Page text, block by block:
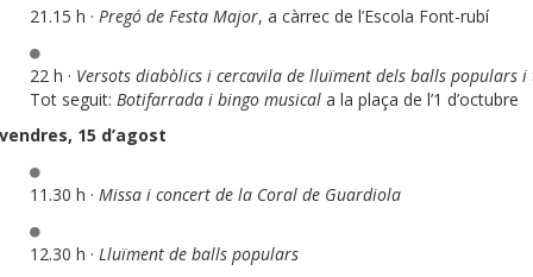
21.15 h ·Pregó de Festa Major, a càrrec de l’Escola Font-rubí
22 h · Versots diabòlics i cercavila de lluïment dels balls populars
Tot seguit:Botifarrada i bingo musical a la plaça de l’1 d’octubre
15 d’agost
11.30 h ·Missa i concert de la Coral de Guardiola
12.30 h ·Lluïment de balls populars